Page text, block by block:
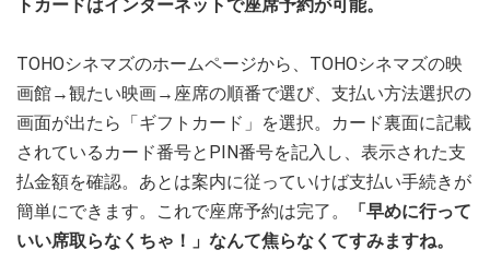
トカードはインターネットで座席予約が可能。
TOHOシネマズのホームページから、TOHOシネマズの映
画館→観たい映画→座席の順番で選び、支払い方法選択の
画面が出たら「ギフトカード」を選択。カード裏面に記載
されているカード番号とPIN番号を記入し、表示された支
払金額を確認。あとは案内に従っていけば支払い手続きが
簡単にできます。これで座席予約は完了。
「早めに行って
いい席取らなくちゃ！」なんて焦らなくてすみますね。